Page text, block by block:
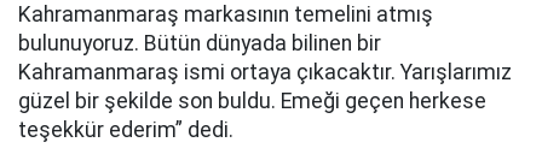
Kahramanmaraş markasının temelini atmış
bulunuyoruz. Bütün dünyada bilinen bir
Kahramanmaraş ismi ortaya çıkacaktır. Yarışlarımız
güzel bir şekilde son buldu. Emeği geçen herkese
teşekkür ederim” dedi.